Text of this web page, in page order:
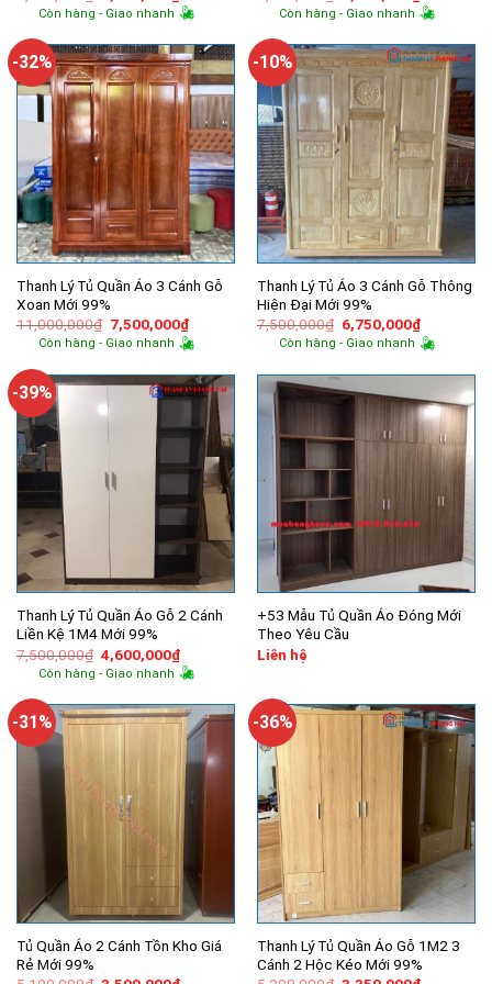
gốc
là:
hiện
tại
5,700,000₫.
Còn hàng - Giao nhanh
gốc
là:
hiện
tại
Còn hàng - Giao nhanh
-32%
Thanh Lý Tủ Quần Áo 3 Cánh Gỗ
Xoan Mới 99%
11,000,000₫ Giá
gốc
là:
7,500,000₫Giá
hiện
tại
7,500,000₫.
Còn hàng - Giao nhanh
-10%
Thanh Lý Tủ Áo 3 Cánh Gỗ Thông
Hiện Đại Mới 99%
7,500,000₫ Giá
gốc
là:
6,750,000₫Giá
hiện
tại
Còn hàng - Giao nhanh
-39%
Thanh Lý Tủ Quần Áo Gỗ 2 Cánh
Liền Kệ 1M4 Mới 99%
7,500,000₫ Giá
gốc
là:
4,600,000₫Giá
hiện
tại
4,600,000₫.
Còn hàng - Giao nhanh
+53 Mẫu Tủ Quần Áo Đóng Mới
Theo Yêu Cầu
Liên hệ
-31%
Tủ Quần Áo 2 Cánh Tồn Kho Giá
Rẻ Mới 99%
-36%
Thanh Lý Tủ Quần Áo Gỗ 1M2 3
Cánh 2 Hộc Kéo Mới 99%